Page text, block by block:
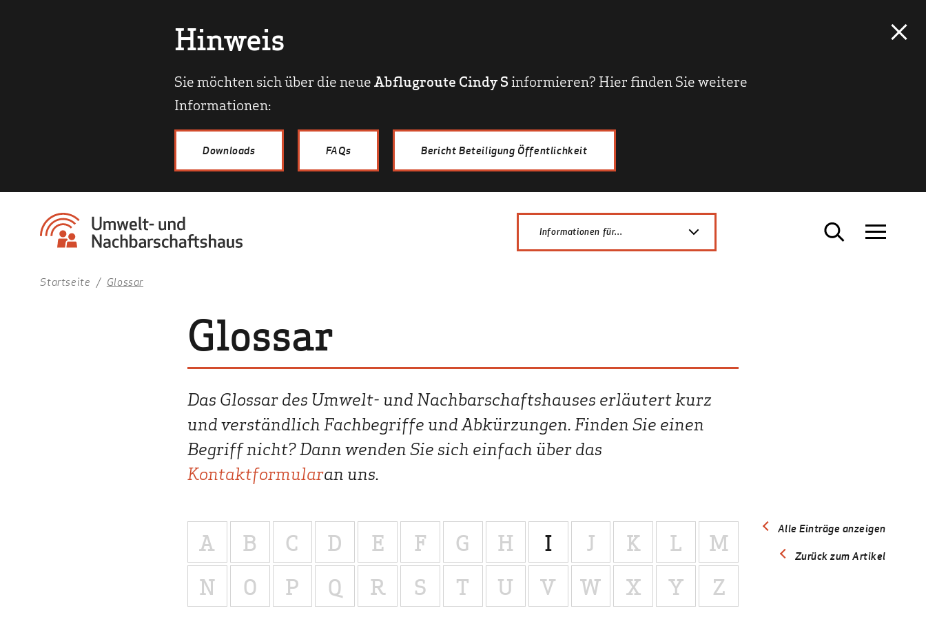
Hinweis
Sie möchten sich über die neueAbflugroute Cindy Sinformieren? Hier finden Sie weitere
Informationen:
Downloads FAQs Bericht Beteiligung Öffentlichkeit
Informationen für...
Presse
Startseite Glossar
Glossar
Das Glossar des Umwelt- und Nachbarschaftshauses erläutert kurz
und verständlich Fachbegriffe und Abkürzungen. Finden Sie einen
Begriff nicht? Dann wenden Sie sich einfach über das
Kontaktformularan uns.
Alle Einträge anzeigen
Zurück zum Artikel
A B C D E F G H I J K L
M
N
O P Q R S T U V W X Y Z